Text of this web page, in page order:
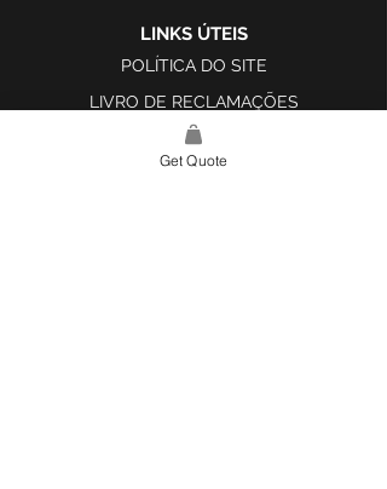
LINKS ÚTEIS
POLÍTICA DO SITE
LIVRO DE RECLAMAÇÕES
Get Quote